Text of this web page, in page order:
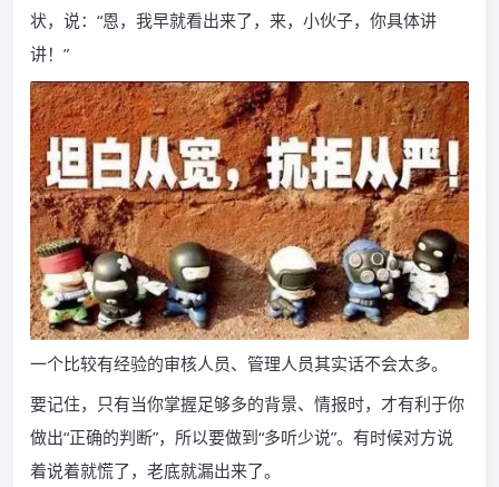
状，说：“恩，我早就看出来了，来，小伙子，你具体讲
讲！”
一个比较有经验的审核人员、管理人员其实话不会太多。
要记住，只有当你掌握足够多的背景、情报时，才有利于你
做出“正确的判断”，所以要做到“多听少说”。有时候对方说
着说着就慌了，老底就漏出来了。